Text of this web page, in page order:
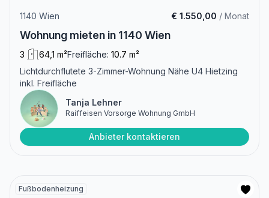
1140 Wien € 1.550,00 / Monat
Wohnung mieten in 1140 Wien
3 64,1 m²Freifläche: 10.7 m²
Lichtdurchflutete 3-Zimmer-Wohnung Nähe U4 Hietzing
inkl. Freifläche
Tanja Lehner
Raiffeisen Vorsorge Wohnung GmbH
Anbieter kontaktieren
Fußbodenheizung